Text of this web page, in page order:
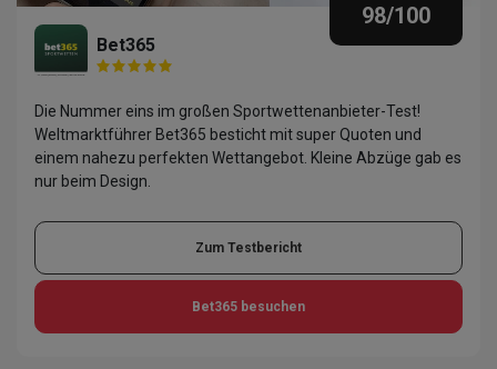
Bet365
98/100
Die Nummer eins im großen Sportwettenanbieter-Test!
Weltmarktführer Bet365 besticht mit super Quoten und
einem nahezu perfekten Wettangebot. Kleine Abzüge gab es
nur beim Design.
Zum Testbericht
Bet365 besuchen